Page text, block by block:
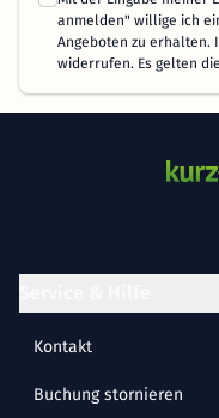
anmelden" willige ich
Angeboten zu erhalten.
widerrufen. Es gelten
Kontakt
Buchung stornieren